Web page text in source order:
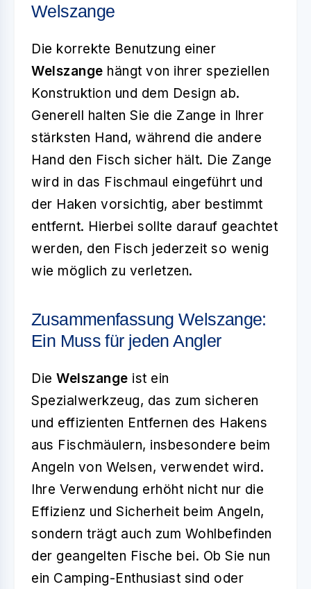
Welszange
Die korrekte Benutzung einer
Welszange hängt von ihrer speziellen
Konstruktion und dem Design ab.
Generell halten Sie die Zange in Ihrer
stärksten Hand, während die andere
Hand den Fisch sicher hält. Die Zange
wird in das Fischmaul eingeführt und
der Haken vorsichtig, aber bestimmt
entfernt. Hierbei sollte darauf geachtet
werden, den Fisch jederzeit so wenig
wie möglich zu verletzen.
Zusammenfassung Welszange:
Ein Muss für jeden Angler
Die Welszange ist ein
Spezialwerkzeug, das zum sicheren
und effizienten Entfernen des Hakens
aus Fischmäulern, insbesondere beim
Angeln von Welsen, verwendet wird.
Ihre Verwendung erhöht nicht nur die
Effizienz und Sicherheit beim Angeln,
sondern trägt auch zum Wohlbefinden
der geangelten Fische bei. Ob Sie nun
ein Camping-Enthusiast sind oder